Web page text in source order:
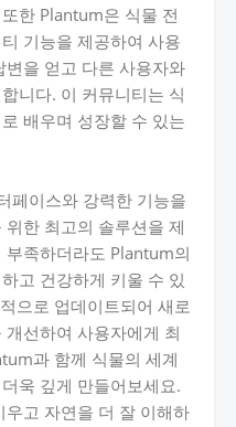
한 Plantum은 식물 전
기능을 제공하여 사용
을 얻고 다른 사용자와
니다. 이 커뮤니티는 식
배우며 성장할 수 있는
페이스와 강력한 기능을
한 최고의 솔루션을 제
부족하더라도 Plantum의
고 건강하게 키울 수 있
으로 업데이트되어 새로
선하여 사용자에게 최
과 함께 식물의 세계
욱 깊게 만들어보세요.
고 자연을 더 잘 이해하